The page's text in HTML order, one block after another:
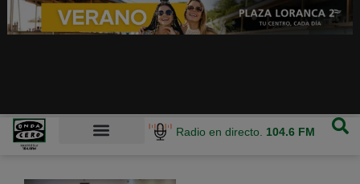
Radio en directo. 104.6 FM